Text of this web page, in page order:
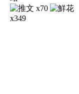
x70
x349